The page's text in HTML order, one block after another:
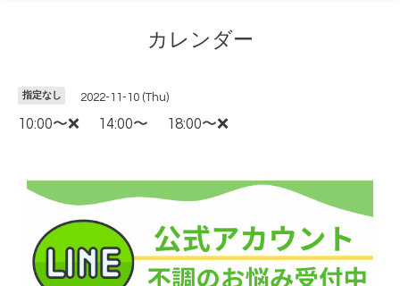
カレンダー
指定なし 2022-11-10 (Thu)
10:00〜❌ 14:00〜 18:00〜❌